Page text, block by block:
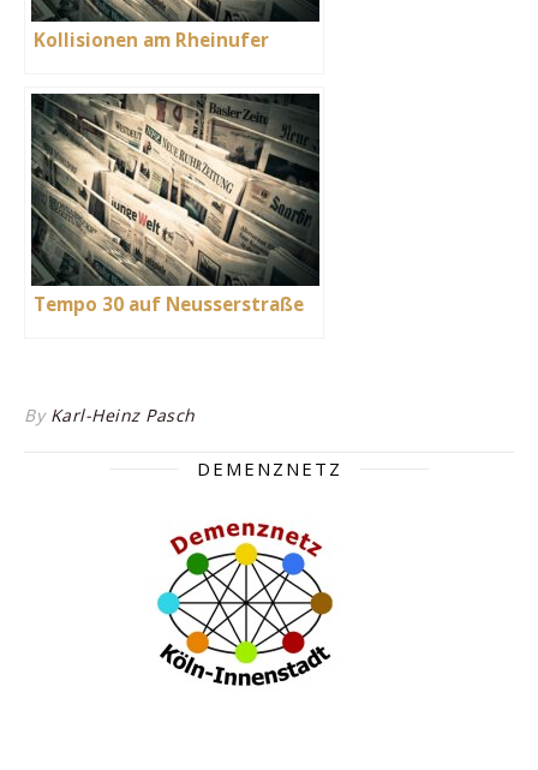
Kollisionen am Rheinufer
Tempo 30 auf Neusserstraße
By Karl-Heinz Pasch
DEMENZNETZ